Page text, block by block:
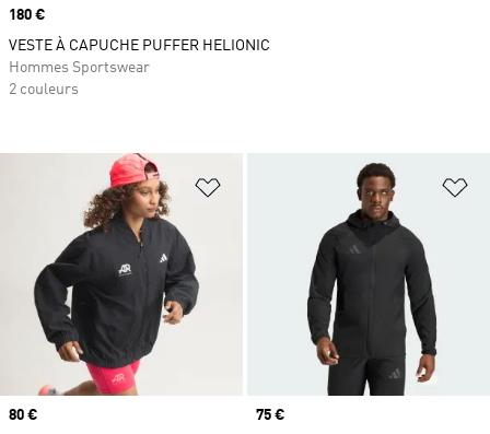
Ajouter à la Liste de produits
Prix
80 €
Prix
75 €
Prix
180 €
VESTE À CAPUCHE PUFFER HELIONIC
Hommes Sportswear
2 couleurs